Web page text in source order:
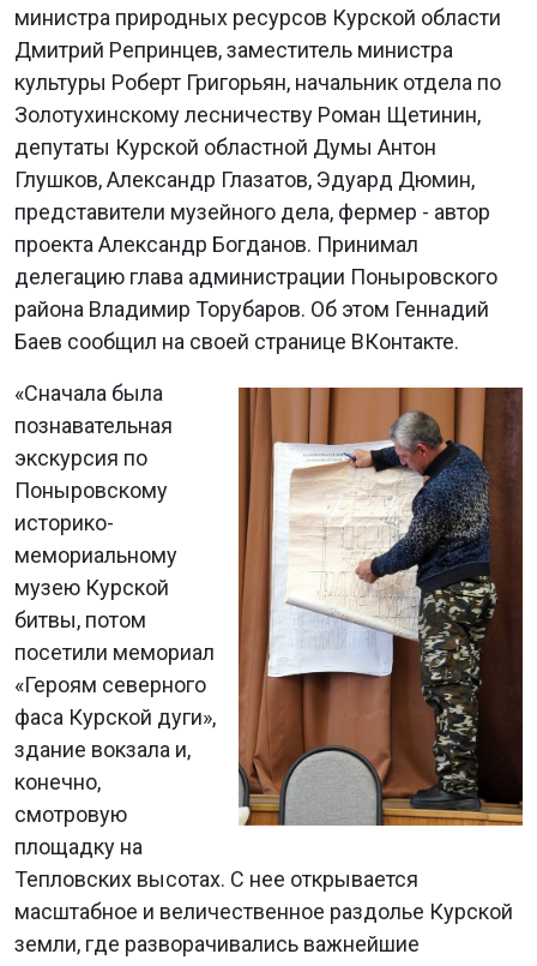
министра природных ресурсов Курской области
Дмитрий Репринцев, заместитель министра
культуры Роберт Григорьян, начальник отдела по
Золотухинскому лесничеству Роман Щетинин,
депутаты Курской областной Думы Антон
Глушков, Александр Глазатов, Эдуард Дюмин,
представители музейного дела, фермер - автор
проекта Александр Богданов. Принимал
делегацию глава администрации Поныровского
района Владимир Торубаров. Об этом Геннадий
Баев сообщил на своей странице ВКонтакте.
«Сначала была
познавательная
экскурсия по
Поныровскому
историко-
мемориальному
музею Курской
битвы, потом
посетили мемориал
«Героям северного
фаса Курской дуги»,
здание вокзала и,
конечно,
смотровую
площадку на
Тепловских высотах. С нее открывается
масштабное и величественное раздолье Курской
земли, где разворачивались важнейшие